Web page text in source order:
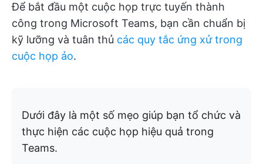
Để bắt đầu một cuộc họp trực tuyến thành
công trong Microsoft Teams, bạn cần chuẩn bị
kỹ lưỡng và tuân thủ các quy tắc ứng xử trong
cuộc họp ảo.
Dưới đây là một số mẹo giúp bạn tổ chức và
thực hiện các cuộc họp hiệu quả trong
Teams.